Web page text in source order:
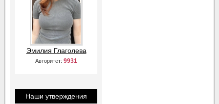
Эмилия Глаголева
Авторитет: 9931
Наши утверждения